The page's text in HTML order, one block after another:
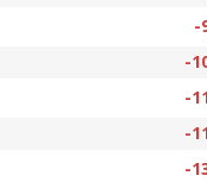
-
-
-
-
-